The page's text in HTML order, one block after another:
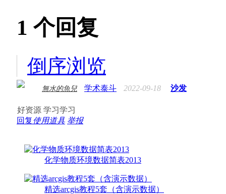
1 个回复
倒序浏览
無水的魚兒 学术泰斗 2022-09-18 沙发
好资源 学习学习
回复使用道具 举报
化学物质环境数据简表2013
精选arcgis教程5套（含演示数据）